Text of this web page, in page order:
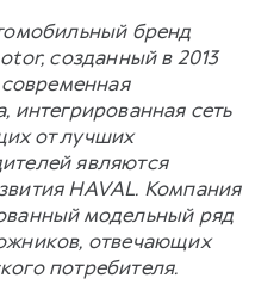
бренд
созданный в 2013
современная
интегрированная сеть
от лучших
являются
HAVAL. Компания
модельный ряд
отвечающих
потребителя.